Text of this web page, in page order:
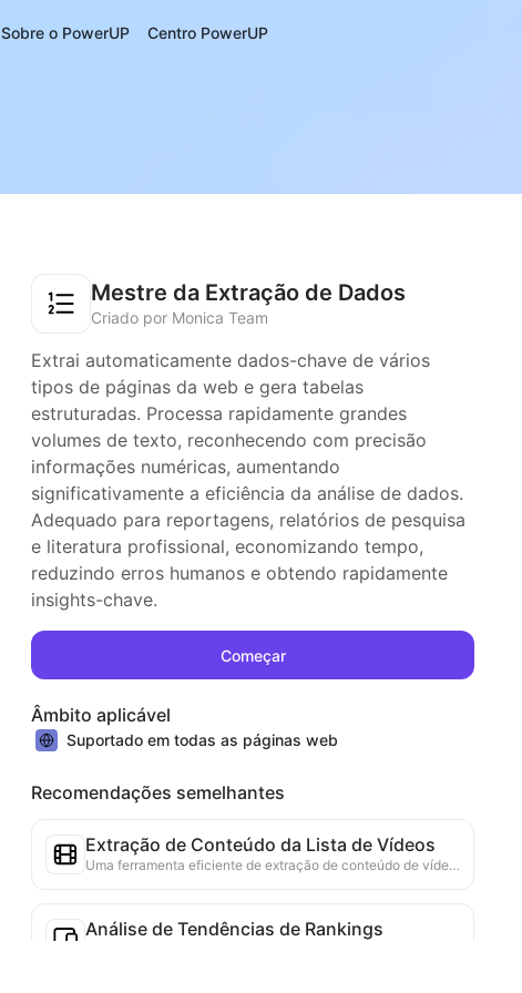
Sobre o PowerUP Centro PowerUP
Mestre da Extração de Dados
Criado por Monica Team
Extrai automaticamente dados-chave de vários
tipos de páginas da web e gera tabelas
estruturadas. Processa rapidamente grandes
volumes de texto, reconhecendo com precisão
informações numéricas, aumentando
significativamente a eficiência da análise de dados.
Adequado para reportagens, relatórios de pesquisa
e literatura profissional, economizando tempo,
reduzindo erros humanos e obtendo rapidamente
insights-chave.
Começar
Âmbito aplicável
Suportado em todas as páginas web
Recomendações semelhantes
Extração de Conteúdo da Lista de Vídeos
Uma ferramenta eficiente de extração de conteúdo de vídeo da web, capaz de escanear rapidamente páginas da web e organizar as informações de vídeo em uma tabela Markdown estruturada.
Análise de Tendências de Rankings